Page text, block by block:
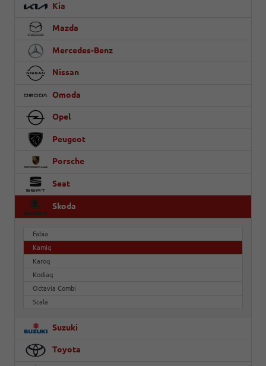
Kia
Mazda
Mercedes-Benz
Nissan
Omoda
Opel
Peugeot
Porsche
Seat
Skoda
Fabia
Kamiq
Karoq
Kodiaq
Octavia Combi
Scala
Suzuki
Toyota